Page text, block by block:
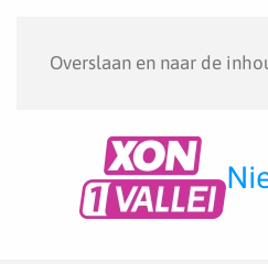
Overslaan en naar de